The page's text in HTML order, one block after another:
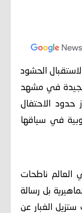
الحشود
62 لثورة 14 أكتوبر المجيدة في مشهد
حدود الاحتفال
في سياقها
العالم ناطحات
بل رسالة
الغبار عن